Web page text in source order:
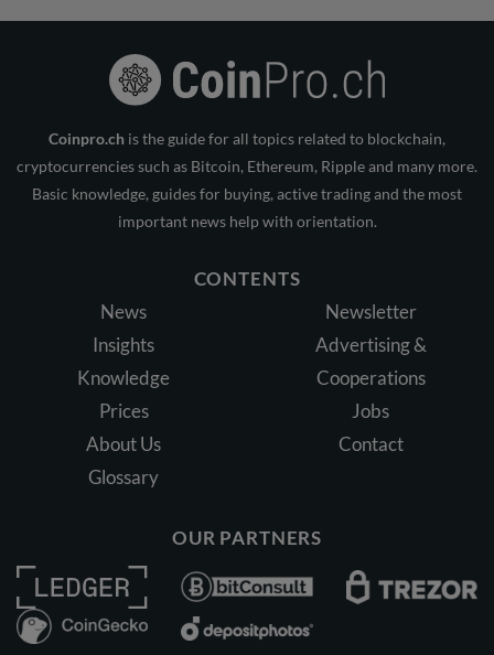
Coinpro.ch is the guide for all topics related to blockchain,
cryptocurrencies such as Bitcoin, Ethereum, Ripple and many more.
Basic knowledge, guides for buying, active trading and the most
important news help with orientation.
CONTENTS
News
Insights
Knowledge
Prices
About Us
Glossary
Newsletter
Advertising &
Cooperations
Jobs
Contact
OUR PARTNERS